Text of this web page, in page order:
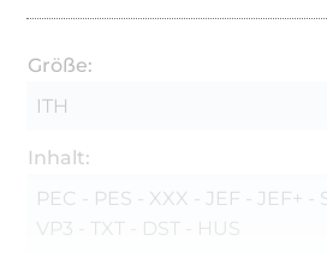
Größe:
ITH
Inhalt:
PEC - PES - XXX - JEF - JEF+ -
VP3 - TXT - DST - HUS